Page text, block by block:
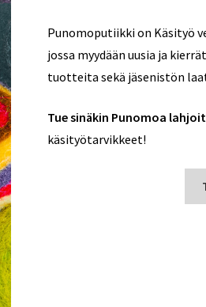
Punomoputiikki on Käsityö
jossa myydään uusia ja
tuotteita sekä jäsenistön
Tue sinäkin Punomoa
käsityötarvikkeet!